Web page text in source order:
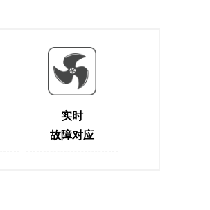
实时
故障对应